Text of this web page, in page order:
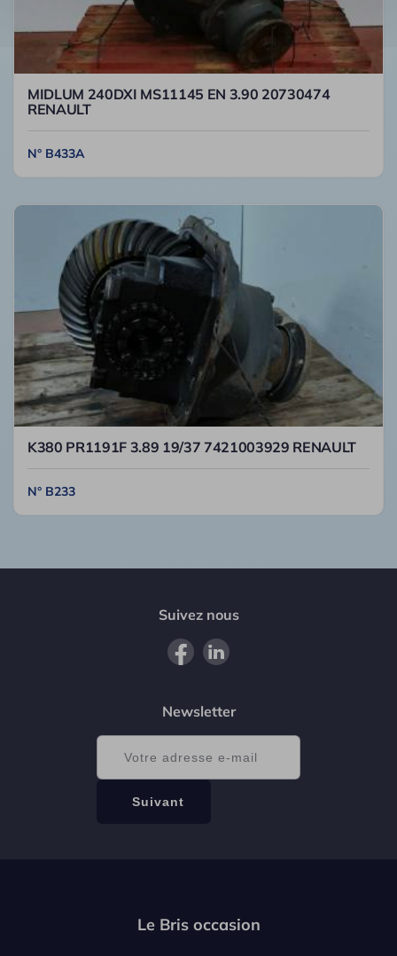
MIDLUM 240DXI MS11145 EN 3.90 20730474
RENAULT
N° B433A
K380 PR1191F 3.89 19/37 7421003929 RENAULT
N° B233
Suivez nous
Newsletter
Le Bris occasion